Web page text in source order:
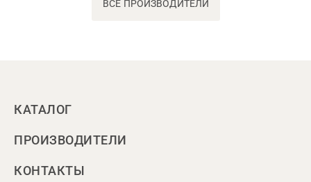
ВСЕ ПРОИЗВОДИТЕЛИ
КАТАЛОГ
ПРОИЗВОДИТЕЛИ
КОНТАКТЫ